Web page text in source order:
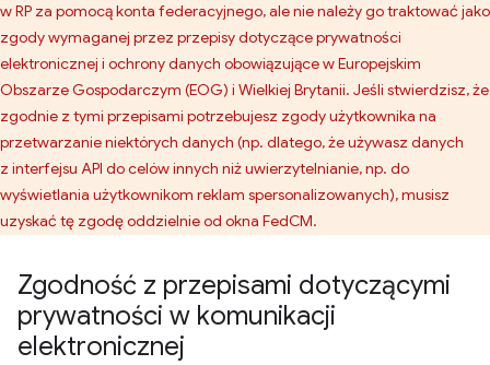
w RP za pomocą konta federacyjnego, ale nie należy go traktować jako
zgody wymaganej przez przepisy dotyczące prywatności
elektronicznej i ochrony danych obowiązujące w Europejskim
Obszarze Gospodarczym (EOG) i Wielkiej Brytanii. Jeśli stwierdzisz, że
zgodnie z tymi przepisami potrzebujesz zgody użytkownika na
przetwarzanie niektórych danych (np. dlatego, że używasz danych
z interfejsu API do celów innych niż uwierzytelnianie, np. do
wyświetlania użytkownikom reklam spersonalizowanych), musisz
uzyskać tę zgodę oddzielnie od okna FedCM.
Zgodność z przepisami dotyczącymi
prywatności w komunikacji
elektronicznej